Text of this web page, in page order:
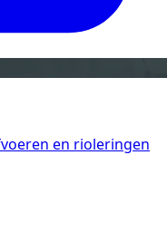
en rioleringen